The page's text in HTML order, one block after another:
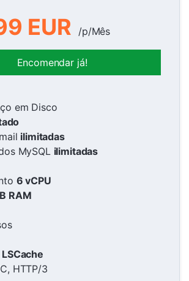
EUR /p/Mês
Encomendar já!
em Disco
ilimitadas
MySQL ilimitadas
6 vCPU
RAM
HTTP/3